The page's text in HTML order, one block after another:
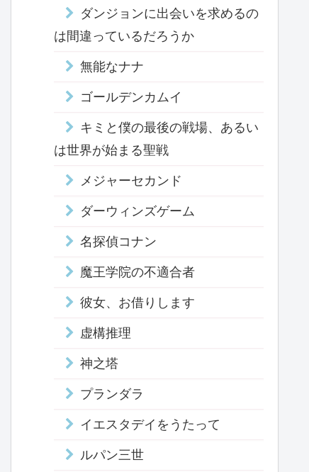
ダンジョンに出会いを求めるの
は間違っているだろうか
無能なナナ
ゴールデンカムイ
キミと僕の最後の戦場、あるい
は世界が始まる聖戦
メジャーセカンド
ダーウィンズゲーム
名探偵コナン
魔王学院の不適合者
彼女、お借りします
虚構推理
神之塔
プランダラ
イエスタデイをうたって
ルパン三世